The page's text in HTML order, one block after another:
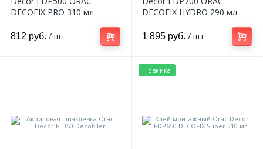
DECOFIX PRO 310 мл.
812 руб. / шт
DECOFIX HYDRO 290 мл
1 895 руб. / шт
Новинка